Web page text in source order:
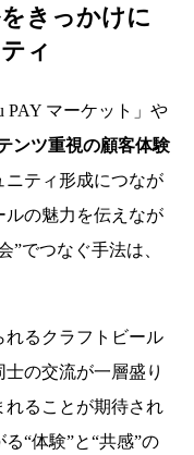
きっかけに
ィ
PAY マーケット」や
ンツ重視の顧客体験
ニティ形成につなが
ルの魅力を伝えなが
”でつなぐ手法は、
れるクラフトビール
の交流が一層盛り
れることが期待され
“体験”と“共感”の